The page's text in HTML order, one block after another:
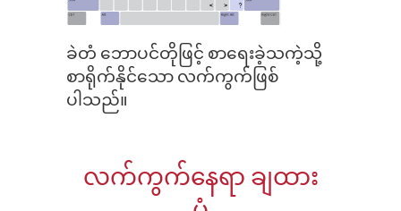
ခဲတံ ဘောပင်တိုဖြင့် စာရေးခဲ့သကဲ့သို့
စာရိုက်နိုင်သော လက်ကွက်ဖြစ်
ပါသည်။
လက်ကွက်နေရာ ချထား